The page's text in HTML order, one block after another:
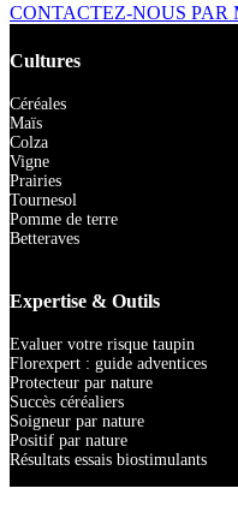
CONTACTEZ-NOUS PAR
Cultures
Céréales
Maïs
Colza
Vigne
Prairies
Tournesol
Pomme de terre
Betteraves
Expertise & Outils
Evaluer votre risque taupin
Florexpert : guide adventices
Protecteur par nature
Succès céréaliers
Soigneur par nature
Positif par nature
Résultats essais biostimulants